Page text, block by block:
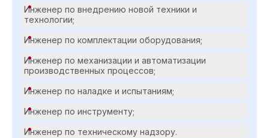
Инженер по внедрению новой техники и
технологии;
Инженер по комплектации оборудования;
Инженер по механизации и автоматизации
производственных процессов;
Инженер по наладке и испытаниям;
Инженер по инструменту;
Инженер по техническому надзору.